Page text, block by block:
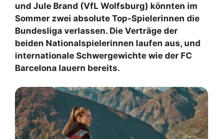
und Jule Brand (VfL Wolfsburg) könnten im
Sommer zwei absolute Top-Spielerinnen die
Bundesliga verlassen. Die Verträge der
beiden Nationalspielerinnen laufen aus, und
internationale Schwergewichte wie der FC
Barcelona lauern bereits.